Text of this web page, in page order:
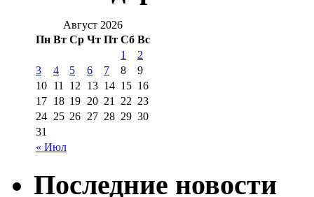
Август 2026
Пн Вт Ср Чт Пт Сб Вс
« Июл
1
2
3
4 5 6 7 8
9
10 11 12 13 14 15 16
17 18 19 20 21 22 23
24 25 26 27 28 29 30
31
Последние новости